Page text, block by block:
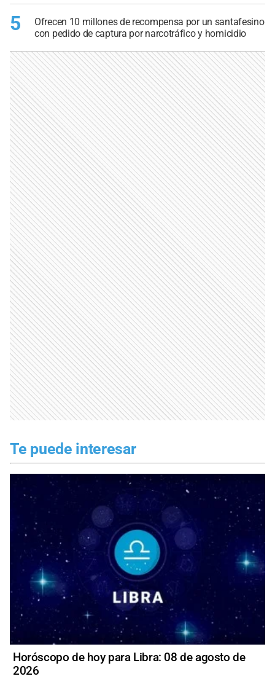
5
Ofrecen 10 millones de recompensa por un santafesino
con pedido de captura por narcotráfico y homicidio
Te puede interesar
Horóscopo de hoy para Libra: 08 de agosto de
2026